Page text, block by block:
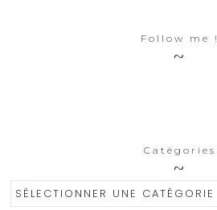
Follow me !
Catégories
Catégories